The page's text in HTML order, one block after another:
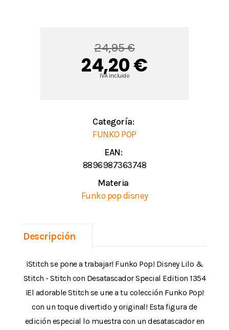
24,95 €
24,20 €
IVA incluido
Categoría:
FUNKO POP
EAN:
8896987363748
Materia
Funko pop disney
Descripción
¡Stitch se pone a trabajar! Funko Pop! Disney Lilo &
Stitch - Stitch con Desatascador Special Edition 1354
¡El adorable Stitch se une a tu colección Funko Pop!
con un toque divertido y original! Esta figura de
edición especial lo muestra con un desatascador en